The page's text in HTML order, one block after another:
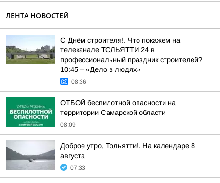
ЛЕНТА НОВОСТЕЙ
С Днём строителя!. Что покажем на
телеканале ТОЛЬЯТТИ 24 в
профессиональный праздник строителей?
10:45 – «Дело в людях»
08:36
ОТБОЙ беспилотной опасности на
территории Самарской области
08:09
Доброе утро, Тольятти!. На календаре 8
августа
07:33